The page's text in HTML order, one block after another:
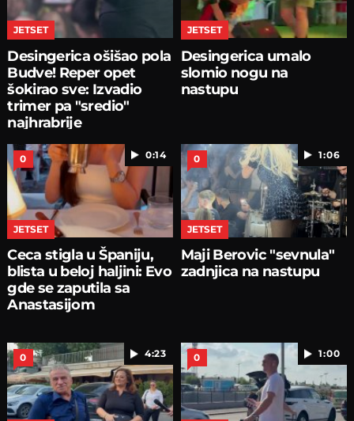
JETSET
Desingerica ošišao pola
Budve! Reper opet
šokirao sve: Izvadio
trimer pa "sredio"
najhrabrije
JETSET
Desingerica umalo
slomio nogu na
nastupu
0:14
0
JETSET
Ceca stigla u Španiju,
blista u beloj haljini: Evo
gde se zaputila sa
Anastasijom
1:06
0
JETSET
Maji Berovic "sevnula"
zadnjica na nastupu
4:23
0 1:00
0